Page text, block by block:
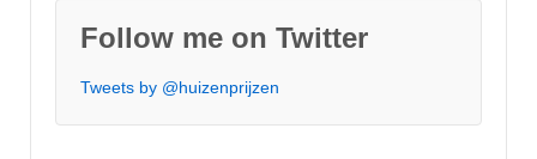
Follow me on Twitter
Tweets by @huizenprijzen